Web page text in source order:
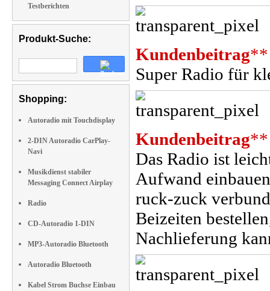
Testberichten
Produkt-Suche:
Shopping:
Autoradio mit Touchdisplay
2-DIN Autoradio CarPlay-
Navi
Musikdienst stabiler
Messaging Connect Airplay
Radio
CD-Autoradio 1-DIN
MP3-Autoradio Bluetooth
Autoradio Bluetooth
Kabel Strom Buchse Einbau
Kundenbeitrag**
Super Radio für
Kundenbeitrag**
Das Radio ist
Aufwand
ruck-zuck
Beizeiten
Nachlieferung